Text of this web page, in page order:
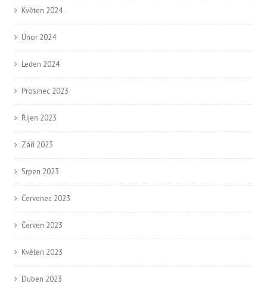
Květen 2024
Únor 2024
Leden 2024
Prosinec 2023
Říjen 2023
Září 2023
Srpen 2023
Červenec 2023
Červen 2023
Květen 2023
Duben 2023